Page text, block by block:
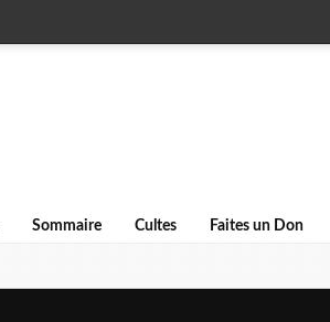
Sommaire Cultes Faites un Don